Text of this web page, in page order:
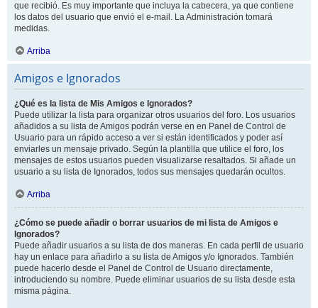
que recibió. Es muy importante que incluya la cabecera, ya que contiene
los datos del usuario que envió el e-mail. La Administración tomará
medidas.
Arriba
Amigos e Ignorados
¿Qué es la lista de Mis Amigos e Ignorados?
Puede utilizar la lista para organizar otros usuarios del foro. Los usuarios
añadidos a su lista de Amigos podrán verse en en Panel de Control de
Usuario para un rápido acceso a ver si están identificados y poder así
enviarles un mensaje privado. Según la plantilla que utilice el foro, los
mensajes de estos usuarios pueden visualizarse resaltados. Si añade un
usuario a su lista de Ignorados, todos sus mensajes quedarán ocultos.
Arriba
¿Cómo se puede añadir o borrar usuarios de mi lista de Amigos e
Ignorados?
Puede añadir usuarios a su lista de dos maneras. En cada perfil de usuario
hay un enlace para añadirlo a su lista de Amigos y/o Ignorados. También
puede hacerlo desde el Panel de Control de Usuario directamente,
introduciendo su nombre. Puede eliminar usuarios de su lista desde esta
misma página.